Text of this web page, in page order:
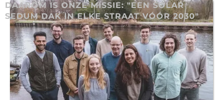
DAAROM IS ONZE MISSIE: "EEN SOLAR
SEDUM DAK IN ELKE STRAAT VÓÓR 2030"